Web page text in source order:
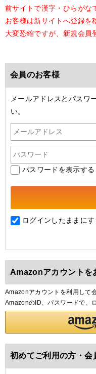
前サイトで漢字・ひらがな
お客様は新サイトへ登録を
大変恐縮ですが、新規会員
会員のお客様
メールアドレスとパスワ
い。
パスワードを表示する
ログインしたままにす
Amazonアカウントを
Amazonアカウントを利用して
AmazonのID、パスワードで、
初めてご利用の方・会